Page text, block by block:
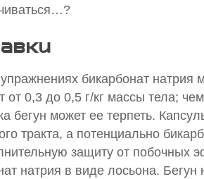
бикарбонат натрия
от 0,3 до 0,5 г/кг массы тела;
бегун может ее терпеть.
тракта, а потенциально
защиту от побочных
натрия в виде лосьона. Бегун